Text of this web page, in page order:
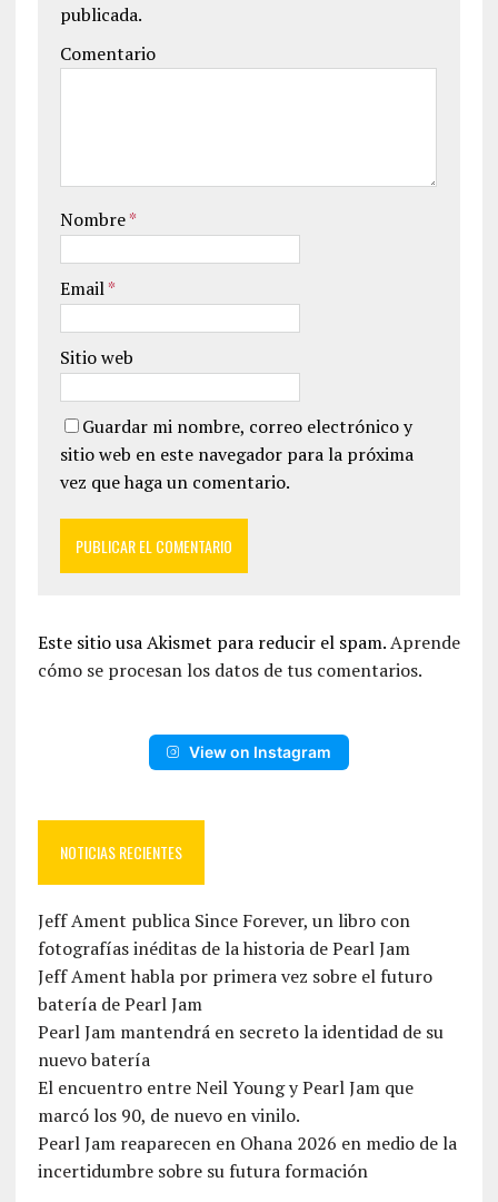
publicada.
Comentario
Nombre*
Email*
Sitio web
Guardar mi nombre, correo electrónico y
sitio web en este navegador para la próxima
vez que haga un comentario.
Este sitio usa Akismet para reducir el spam.Aprende
cómo se procesan los datos de tus comentarios.
View on Instagram
NOTICIAS RECIENTES
Jeff Ament publica Since Forever, un libro con
fotografías inéditas de la historia de Pearl Jam
Jeff Ament habla por primera vez sobre el futuro
batería de Pearl Jam
Pearl Jam mantendrá en secreto la identidad de su
nuevo batería
El encuentro entre Neil Young y Pearl Jam que
marcó los 90, de nuevo en vinilo.
Pearl Jam reaparecen en Ohana 2026 en medio de la
incertidumbre sobre su futura formación